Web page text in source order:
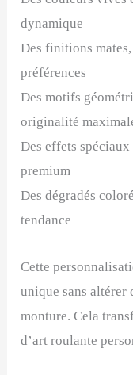
dynamique
Des finitions
préférences
Des motifs
originalité
Des effets
premium
Des dégradés
tendance
Cette
unique sans
monture. Cela
d’art roulante